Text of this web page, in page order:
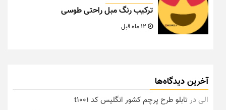
ترکیب رنگ مبل راحتی طوسی
آخرین دیدگاه‌ها
الیدرتابلو طرح پرچم کشور انگلیس کد t1001